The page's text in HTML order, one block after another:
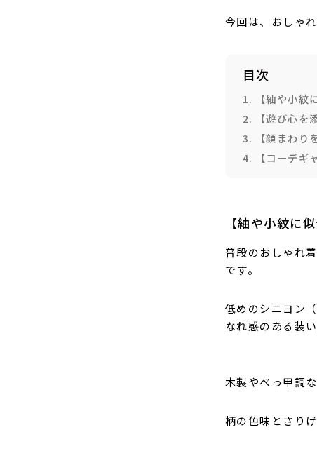
今回は、おしゃ
目次
【紬や小
【遊び心を
【顔まわり
【コーデギ
【紬や小紋に
普段のおしゃれ
です。
低めのシニヨン
なれ感のある装
木製やべっ甲調
柄の色味とさり